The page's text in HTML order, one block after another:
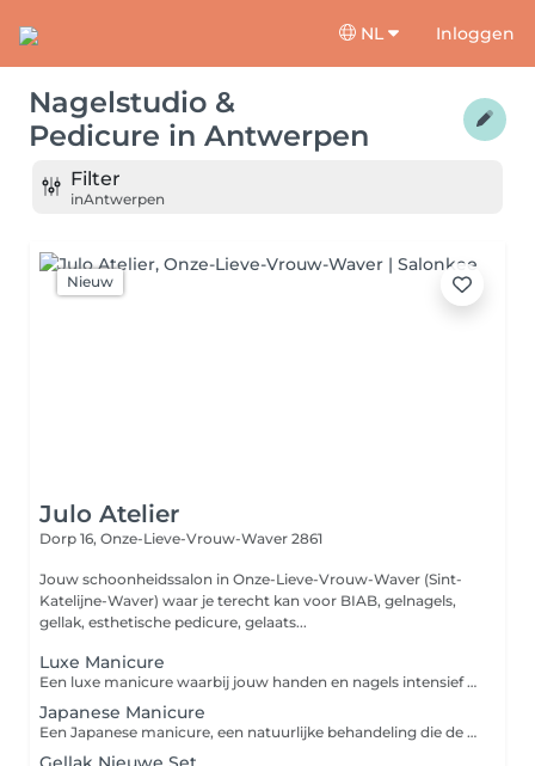
NL Inloggen
Nagelstudio &
Pedicure in Antwerpen
Filter
inAntwerpen
Nieuw
Julo Atelier
Dorp 16, Onze-Lieve-Vrouw-Waver 2861
Jouw schoonheidssalon in Onze-Lieve-Vrouw-Waver (Sint-
Katelijne-Waver) waar je terecht kan voor BIAB, gelnagels,
gellak, esthetische pedicure, gelaats...
Luxe Manicure
Een luxe manicure waarbij jouw handen en nagels intensief worden verzorgd en verwend. Bij deze behandeling gaan we je nagels professioneel vijlen, je nagelriemen verzorgen en kan je genieten van een ontspannende handmassage. Indien gewenst kan je afsluiten met de extra optie van een voedend handmasker, ideaal voor de drogere huid.
Japanese Manicure
Een Japanese manicure, een natuurlijke behandeling die de eigen nagels versterkt en laat glanzen. Met voedende mineralen, vitaminen en bijenwas worden jouw nagels gepolijst voor een gezonde, sterke en natuurlijke glans. Indien gewenst kan je afsluiten met de extra optie van een voedend handmasker, ideaal voor de drogere huid.